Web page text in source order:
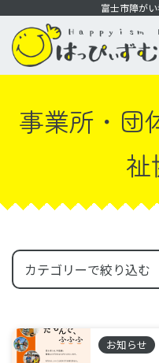
ン
富士市障が
事業所・団
祉
お知らせ